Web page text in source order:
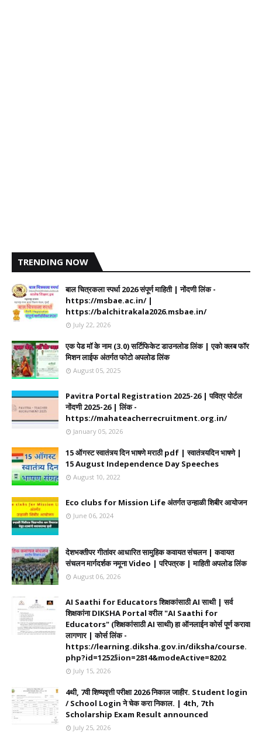
TRENDING NOW
बाल चित्रकला स्पर्धा 2026 संपूर्ण माहिती | नोंदणी लिंक -
https://msbae.ac.in/ |
https://balchitrakala2026.msbae.in/
July 22, 2026
एक पेड मॉ के नाम (3.0) सर्टिफिकेट डाउनलोड लिंक | एको क्लब फॉर
मिशन लाईफ अंतर्गत फोटो अपलोड लिंक
August 05, 2025
Pavitra Portal Registration 2025-26 | पवित्र पोर्टल
नोंदणी 2025-26 | लिंक -
https://mahateacherrecruitment.org.in/
January 05, 2026
15 ऑगस्ट स्वातंत्र्य दिन भाषणे मराठी pdf | स्वातंत्र्यदिन भाषणे |
15 August Independence Day Speeches
August 10, 2022
Eco clubs for Mission Life अंतर्गत उन्हाळी शिबीर आयोजन
June 06, 2024
देशभक्तीपर गीतांवर आधारित सामुहिक कवायत संचलन | कवायत
संचलन मार्गदर्शक नमूना Video | परिपत्रक | माहिती अपलोड लिंक
August 06, 2026
AI Saathi for Educators शिक्षकांसाठी AI साथी | सर्व
शिक्षकांना DIKSHA Portal वरील "AI Saathi for
Educators" (शिक्षकांसाठी AI साथी) हा ऑनलाईन कोर्स पूर्ण करावा
लागणार | कोर्स लिंक -
https://learning.diksha.gov.in/diksha/course.
php?id=1252§ion=2814&modeActive=8202
July 15, 2026
4थी, 7वी शिष्यवृत्ती परीक्षा 2026 निकाल जाहीर. Student login
/ School Login ने चेक करा निकाल. | 4th, 7th
Scholarship Exam Result announced
July 25, 2026